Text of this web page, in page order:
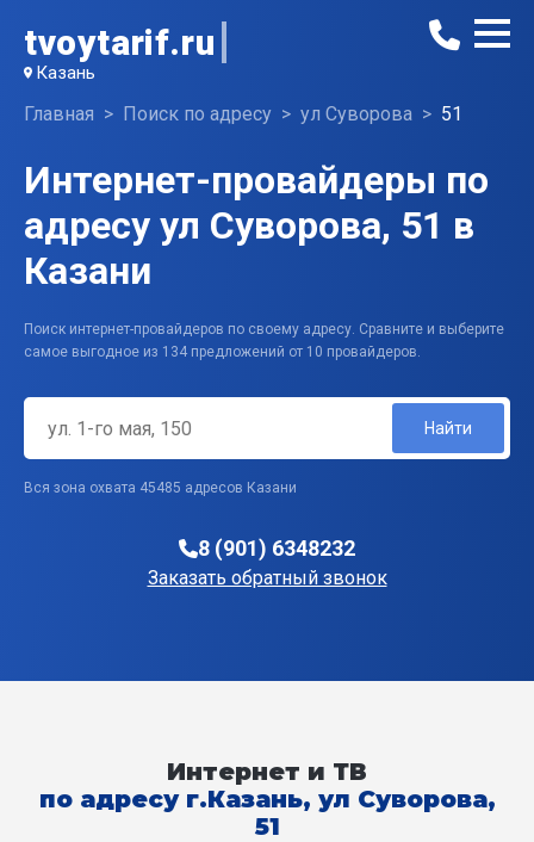
tvoytarif.ru
Казань
Главная Поиск по адресу ул Суворова 51
Интернет-провайдеры по
адресу ул Суворова, 51 в
Казани
Поиск интернет-провайдеров по своему адресу. Сравните и выберите
самое выгодное из 134 предложений от 10 провайдеров.
Найти
Вся зона охвата 45485 адресов Казани
8 (901) 6348232
Заказать обратный звонок
Интернет и ТВ
по адресу г.Казань, ул Суворова,
51